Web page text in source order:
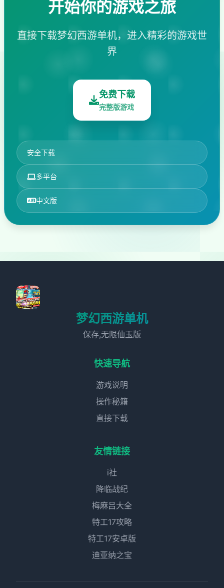
开始你的游戏之旅
直接下载梦幻西游单机，进入精彩的游戏世
界
免费下载
完整版游戏
安全下载
多平台
中文版
梦幻西游单机
保存,无限仙玉版
快速导航
游戏说明
操作秘籍
直接下载
友情链接
i社
降临战纪
梅麻吕大全
特工17攻略
特工17安卓版
迪亚纳之宝